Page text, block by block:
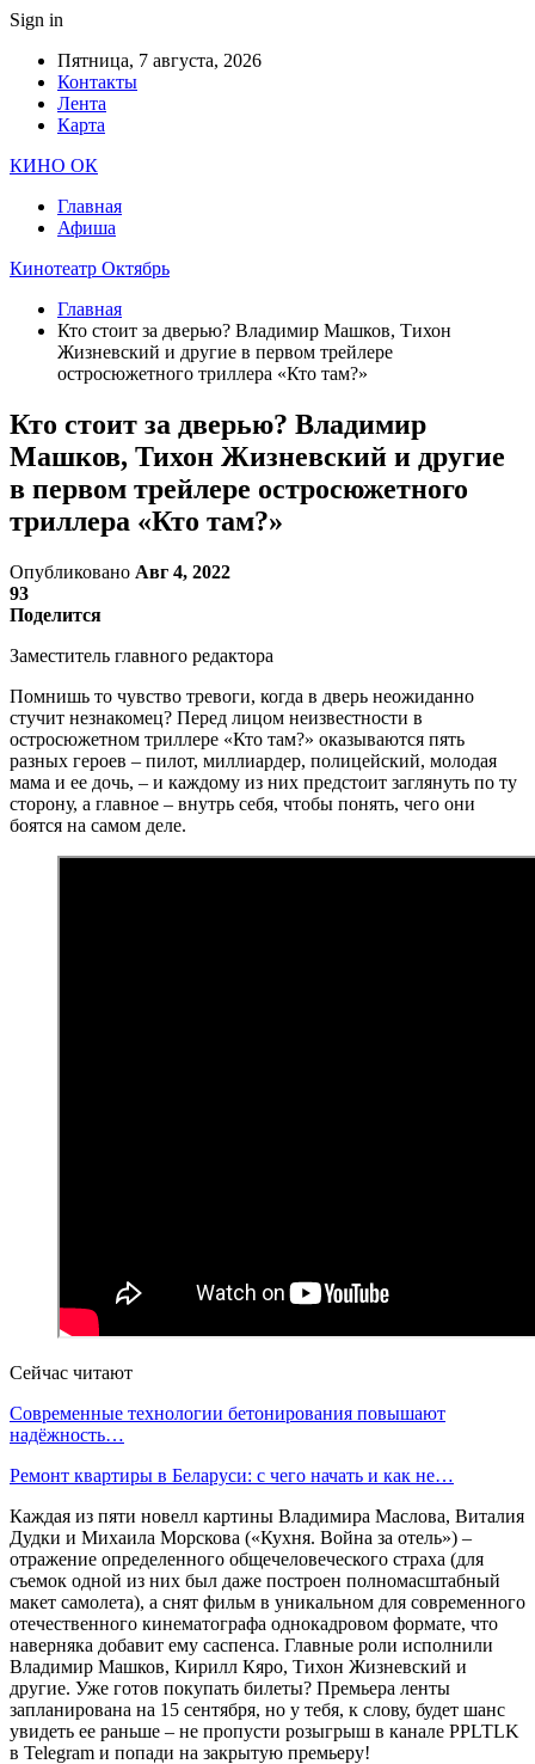
Sign in
Пятница, 7 августа, 2026
Контакты
Лента
Карта
КИНО ОК
Главная
Афиша
Кинотеатр Октябрь
Главная
Кто стоит за дверью? Владимир Машков, Тихон
Жизневский и другие в первом трейлере
остросюжетного триллера «Кто там?»
Кто стоит за дверью? Владимир
Машков, Тихон Жизневский и другие
в первом трейлере остросюжетного
триллера «Кто там?»
Опубликовано Авг 4, 2022
93
Поделится
Заместитель главного редактора
Помнишь то чувство тревоги, когда в дверь неожиданно
стучит незнакомец? Перед лицом неизвестности в
остросюжетном триллере «Кто там?» оказываются пять
разных героев – пилот, миллиардер, полицейский, молодая
мама и ее дочь, – и каждому из них предстоит заглянуть по ту
сторону, а главное – внутрь себя, чтобы понять, чего они
боятся на самом деле.
Сейчас читают
Современные технологии бетонирования повышают
надёжность…
Ремонт квартиры в Беларуси: с чего начать и как не…
Каждая из пяти новелл картины Владимира Маслова, Виталия
Дудки и Михаила Морскова («Кухня. Война за отель») –
отражение определенного общечеловеческого страха (для
съемок одной из них был даже построен полномасштабный
макет самолета), а снят фильм в уникальном для современного
отечественного кинематографа однокадровом формате, что
наверняка добавит ему саспенса. Главные роли исполнили
Владимир Машков, Кирилл Кяро, Тихон Жизневский и
другие. Уже готов покупать билеты? Премьера ленты
запланирована на 15 сентября, но у тебя, к слову, будет шанс
увидеть ее раньше – не пропусти розыгрыш в канале PPLTLK
в Telegram и попади на закрытую премьеру!